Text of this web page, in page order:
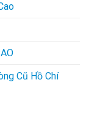
Cũ Hồ Chí